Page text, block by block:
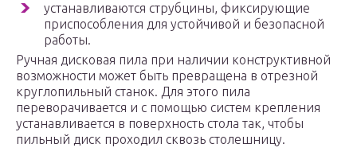
устанавливаются струбцины, фиксирующие
приспособления для устойчивой и безопасной
работы.
Ручная дисковая пила при наличии конструктивной
возможности может быть превращена в отрезной
круглопильный станок. Для этого пила
переворачивается и с помощью систем крепления
устанавливается в поверхность стола так, чтобы
пильный диск проходил сквозь столешницу.